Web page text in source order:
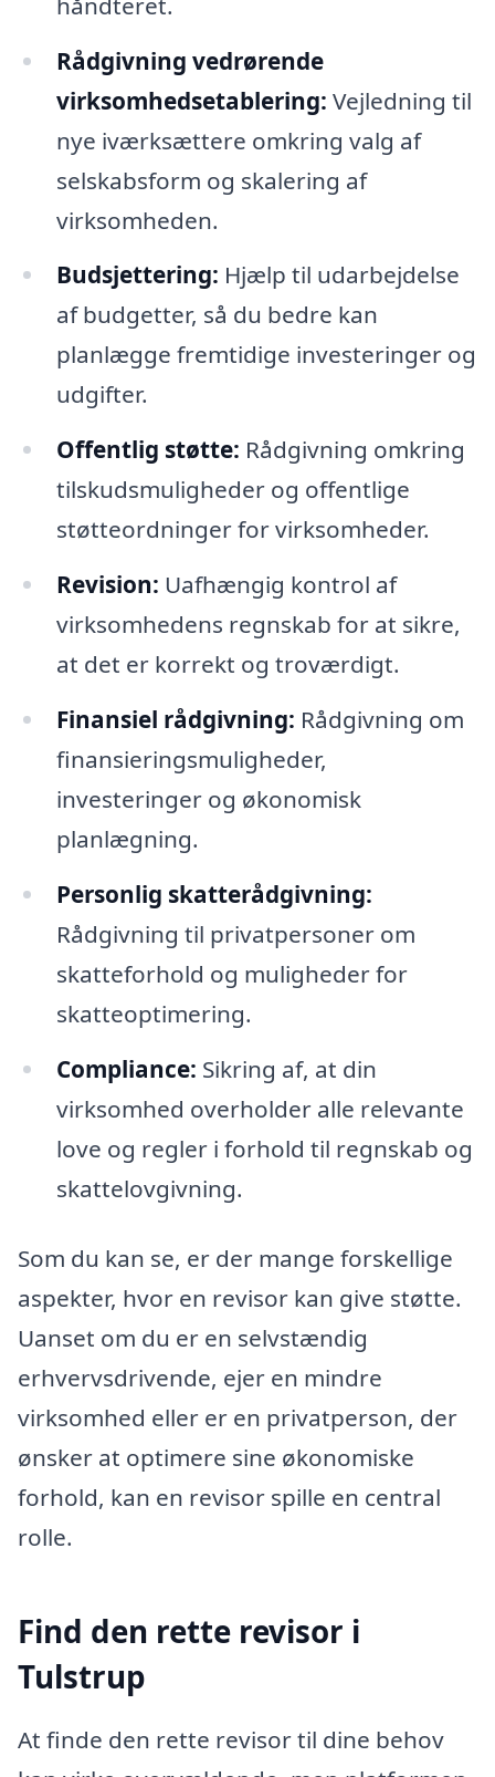
Rådgivning vedrørende
virksomhedsetablering: Vejledning til
nye iværksættere omkring valg af
selskabsform og skalering af
virksomheden.
Budsjettering: Hjælp til udarbejdelse
af budgetter, så du bedre kan
planlægge fremtidige investeringer og
udgifter.
Offentlig støtte: Rådgivning omkring
tilskudsmuligheder og offentlige
støtteordninger for virksomheder.
Revision: Uafhængig kontrol af
virksomhedens regnskab for at sikre,
at det er korrekt og troværdigt.
Finansiel rådgivning: Rådgivning om
finansieringsmuligheder,
investeringer og økonomisk
planlægning.
Personlig skatterådgivning:
Rådgivning til privatpersoner om
skatteforhold og muligheder for
skatteoptimering.
Compliance: Sikring af, at din
virksomhed overholder alle relevante
love og regler i forhold til regnskab og
skattelovgivning.
Som du kan se, er der mange forskellige
aspekter, hvor en revisor kan give støtte.
Uanset om du er en selvstændig
erhvervsdrivende, ejer en mindre
virksomhed eller er en privatperson, der
ønsker at optimere sine økonomiske
forhold, kan en revisor spille en central
rolle.
Find den rette revisor i
Tulstrup
At finde den rette revisor til dine behov